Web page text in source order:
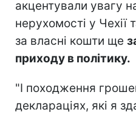
акцентували увагу
нерухомості у Чехії
за власні кошти ще
приходу в політику.
"І походження
деклараціях, які я